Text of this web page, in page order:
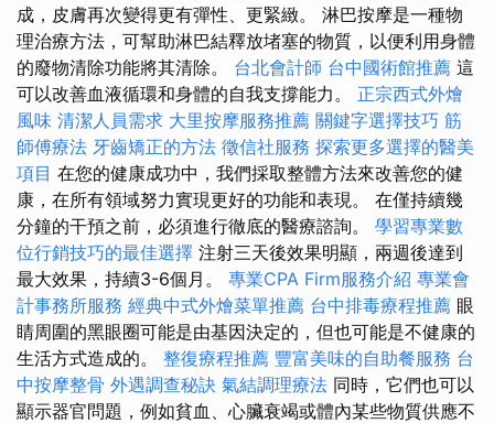
成，皮膚再次變得更有彈性、更緊緻。 淋巴按摩是一種物
理治療方法，可幫助淋巴結釋放堵塞的物質，以便利用身體
的廢物清除功能將其清除。 台北會計師 台中國術館推薦 這
可以改善血液循環和身體的自我支撐能力。 正宗西式外燴
風味 清潔人員需求 大里按摩服務推薦 關鍵字選擇技巧 筋
師傅療法 牙齒矯正的方法 徵信社服務 探索更多選擇的醫美
項目 在您的健康成功中，我們採取整體方法來改善您的健
康，在所有領域努力實現更好的功能和表現。 在僅持續幾
分鐘的干預之前，必須進行徹底的醫療諮詢。 學習專業數
位行銷技巧的最佳選擇 注射三天後效果明顯，兩週後達到
最大效果，持續3-6個月。 專業CPA Firm服務介紹 專業會
計事務所服務 經典中式外燴菜單推薦 台中排毒療程推薦 眼
睛周圍的黑眼圈可能是由基因決定的，但也可能是不健康的
生活方式造成的。 整復療程推薦 豐富美味的自助餐服務 台
中按摩整骨 外遇調查秘訣 氣結調理療法 同時，它們也可以
顯示器官問題，例如貧血、心臟衰竭或體內某些物質供應不